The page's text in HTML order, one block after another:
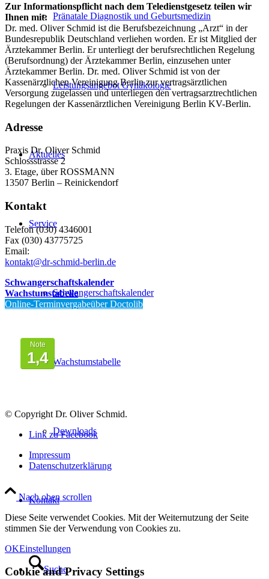
Pränatale Diagnostik und Geburtsmedizin
Leistungsangebot Gynäkologie
Aktuelles
Service
Schwangerschaftskalender
Wachstumstabelle
Downloads
Kontakt
Suche
Zur Informationspflicht nach dem Teledienstgesetz teilen wir
Ihnen mit:
Dr. med. Oliver Schmid ist die Berufsbezeichnung „Arzt“ in der
Bundesrepublik Deutschland verliehen worden. Er ist Mitglied der
Ärztekammer Berlin. Er unterliegt der berufsrechtlichen Regelung
(Berufsordnung) der Ärztekammer Berlin, einzusehen unter
Ärztekammer Berlin. Dr. med. Oliver Schmid ist von der
Kassenärztlichen Vereinigung Berlin zur vertragsärztlichen
Versorgung zugelassen und unterliegen den vertragsarztrechtlichen
Regelungen der Kassenärztlichen Vereinigung Berlin KV-Berlin.
Adresse
Praxis Dr. Oliver Schmid
Schlossstrasse 2
3. Etage, über ROSSMANN
13507 Berlin – Reinickendorf
Kontakt
Telefon (030) 4346001
Fax (030) 43775725
Email:
kontakt@dr-schmid-berlin.de
Schwangerschaftskalender
Wachstumstabelle
Online-Terminvergabeüber Doctolib
Note
1,4
© Copyright Dr. Oliver Schmid.
Link zu Facebook
Impressum
Datenschutzerklärung
Nach oben scrollen
Diese Seite verwendet Cookies. Mit der Weiternutzung der Seite
stimmen Sie der Verwendung von Cookies zu.
OKEinstellungen
Cookie and Privacy Settings